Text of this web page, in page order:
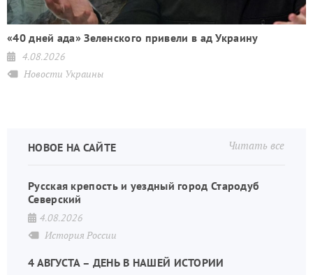
«40 дней ада» Зеленского привели в ад Украину
4.08.2026
Новости Украины
Читать все
НОВОЕ НА САЙТЕ
Русская крепость и уездный город Стародуб
Северский
4.08.2026
История России
4 АВГУСТА – ДЕНЬ В НАШЕЙ ИСТОРИИ